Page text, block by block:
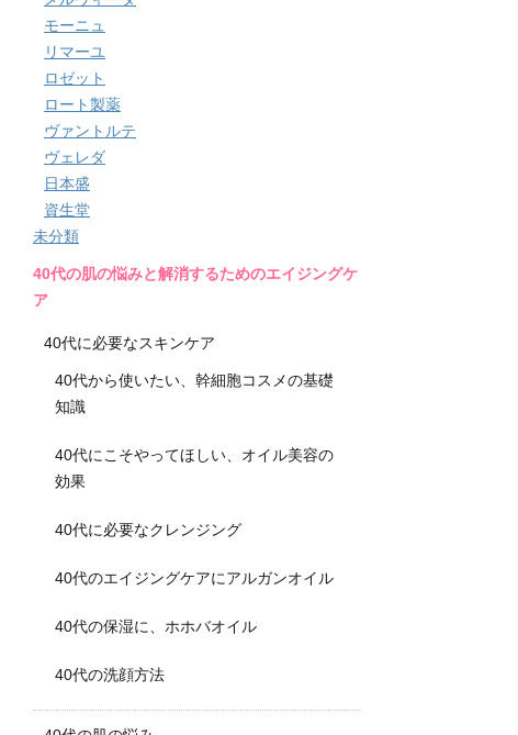
モーニュ
リマーユ
ロゼット
ロート製薬
ヴァントルテ
ヴェレダ
日本盛
資生堂
未分類
40代の肌の悩みと解消するためのエイジングケ
ア
40代に必要なスキンケア
40代から使いたい、幹細胞コスメの基礎
知識
40代にこそやってほしい、オイル美容の
効果
40代に必要なクレンジング
40代のエイジングケアにアルガンオイル
40代の保湿に、ホホバオイル
40代の洗顔方法